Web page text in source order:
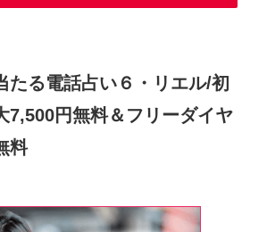
たる電話占い６・リエル/初
7,500円無料＆フリーダイヤ
料